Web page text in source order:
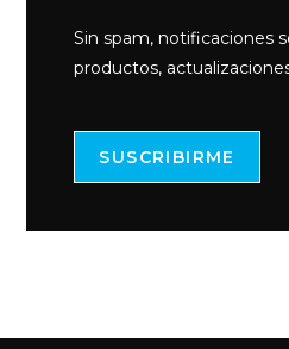
Sin spam, notificaciones
productos,
SUSCRIBIRME